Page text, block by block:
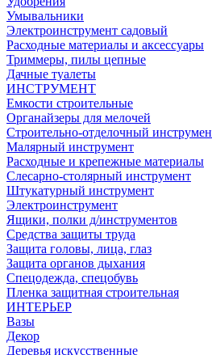
Умывальники
Электроинструмент садовый
Расходные материалы и аксессуары
Триммеры, пилы цепные
Дачные туалеты
ИНСТРУМЕНТ
Емкости строительные
Органайзеры для мелочей
Строительно-отделочный
Малярный инструмент
Расходные и крепежные материалы
Слесарно-столярный инструмент
Штукатурный инструмент
Электроинструмент
Ящики, полки д/инструментов
Средства защиты труда
Защита головы, лица, глаз
Защита органов дыхания
Спецодежда, спецобувь
Пленка защитная строительная
ИНТЕРЬЕР
Вазы
Декор
Деревья искусственные